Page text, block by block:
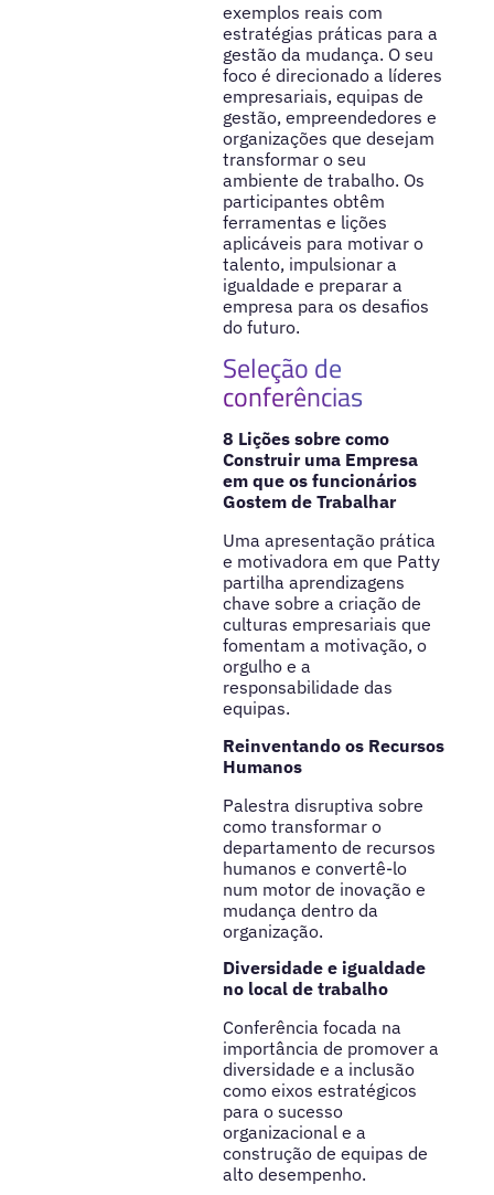
exemplos reais com
estratégias práticas para a
gestão da mudança. O seu
foco é direcionado a líderes
empresariais, equipas de
gestão, empreendedores e
organizações que desejam
transformar o seu
ambiente de trabalho. Os
participantes obtêm
ferramentas e lições
aplicáveis para motivar o
talento, impulsionar a
igualdade e preparar a
empresa para os desafios
do futuro.
Seleção de
conferências
8 Lições sobre como
Construir uma Empresa
em que os funcionários
Gostem de Trabalhar
Uma apresentação prática
e motivadora em que Patty
partilha aprendizagens
chave sobre a criação de
culturas empresariais que
fomentam a motivação, o
orgulho e a
responsabilidade das
equipas.
Reinventando os Recursos
Humanos
Palestra disruptiva sobre
como transformar o
departamento de recursos
humanos e convertê-lo
num motor de inovação e
mudança dentro da
organização.
Diversidade e igualdade
no local de trabalho
Conferência focada na
importância de promover a
diversidade e a inclusão
como eixos estratégicos
para o sucesso
organizacional e a
construção de equipas de
alto desempenho.